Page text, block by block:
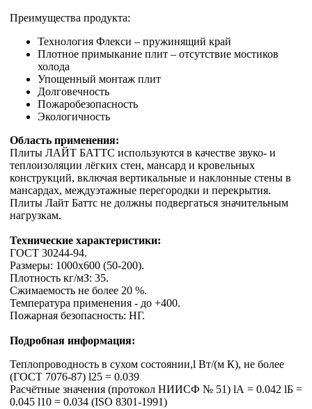
Преимущества продукта:
Технология Флекси – пружинящий край
Плотное примыкание плит – отсутствие мостиков
холода
Упощенный монтаж плит
Долговечность
Пожаробезопасность
Экологичность
Область применения:
Плиты ЛАЙТ БАТТС используются в качестве звуко- и
теплоизоляции лёгких стен, мансард и кровельных
конструкций, включая вертикальные и наклонные стены в
мансардах, междуэтажные перегородки и перекрытия.
Плиты Лайт Баттс не должны подвергаться значительным
нагрузкам.
Технические характеристики:
ГОСТ 30244-94.
Размеры: 1000х600 (50-200).
Плотность кг/мЗ: 35.
Сжимаемость не более 20 %.
Температура применения - до +400.
Пожарная безопасность: НГ.
Подробная информация:
Теплопроводность в сухом состоянии,l Вт/(м К), не более
(ГОСТ 7076-87) l25 = 0.039
Расчётные значения (протокол НИИСФ № 51) lА = 0.042 lБ =
0.045 l10 = 0.034 (ISO 8301-1991)